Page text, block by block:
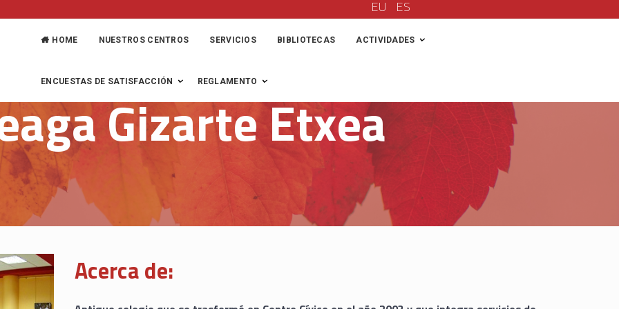
EU ES
HOME NUESTROS CENTROS SERVICIOS BIBLIOTECAS ACTIVIDADES
ENCUESTAS DE SATISFACCIÓN REGLAMENTO
Gizarte Etxea
Acerca de: